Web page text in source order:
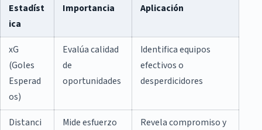
Estadíst
ica
Importancia Aplicación
xG
(Goles
Esperad
os)
Evalúa calidad
de
oportunidades
Identifica equipos
efectivos o
desperdicidores
Distanci
Mide esfuerzo
Revela compromiso y